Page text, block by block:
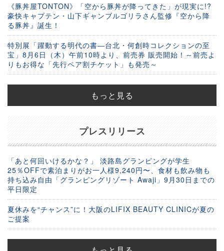
《豚丼屋TONTON》「空から豚丼が降ってきた」が現実に!?
豪快キャプテン・山下ギャンブルゴリラさん監修『空から降
る豚丼』誕生！
特別展「躍動する明代の書―台北・何創時コレクションの至
宝」8月6日（木）午前10時より、前売券 販売開始！～前売よ
りもお得な「先行ペア割チケット」も発売～
もっと見る
プレスリリース
「あと何回いけるかな？」 淡路島グランピングが学生
25％OFFで素泊まりがお一人様9,240円〜、食材も飲み物も
持ち込み自由「グランピングリゾート Awaji」9月30日までの
平日限定
夏休みを“チャンス”に！大阪のLIFIX BEAUTY CLINICが夏の
ご提案